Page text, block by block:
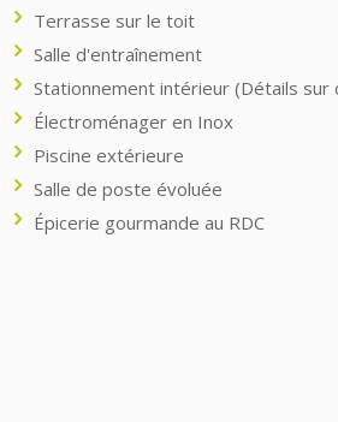
Terrasse sur le toit
Salle d'entraînement
Stationnement intérieur (Détails sur
Électroménager en Inox
Piscine extérieure
Salle de poste évoluée
Épicerie gourmande au RDC